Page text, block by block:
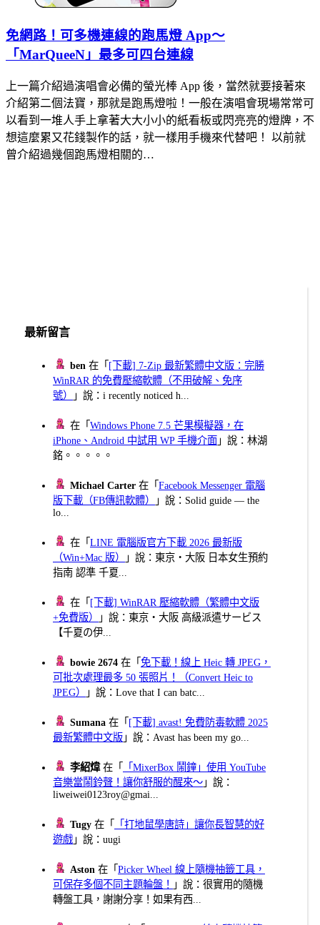
免網路！可多機連線的跑馬燈 App～
「MarQueeN」最多可四台連線
上一篇介紹過演唱會必備的螢光棒 App 後，當然就要接著來
介紹第二個法寶，那就是跑馬燈啦！一般在演唱會現場常常可
以看到一堆人手上拿著大大小小的紙看板或閃亮亮的燈牌，不
想這麼累又花錢製作的話，就一樣用手機來代替吧！ 以前就
曾介紹過幾個跑馬燈相關的…
最新留言
ben 在「 [下載] 7-Zip 最新繁體中文版：完勝
WinRAR 的免費壓縮軟體（不用破解、免序
號）
」說：i recently noticed h...
在「Windows Phone 7.5 芒果模擬器，在
iPhone、Android 中試用 WP 手機介面 」說：林湖
銘。。。。。
Michael Carter 在「Facebook Messenger 電腦
版下載（FB傳訊軟體）
」說：Solid guide — the
lo...
在「LINE 電腦版官方下載 2026 最新版
（Win+Mac 版）
」說：東京・大阪 日本女生預約
指南 認準 千夏...
在「 [下載] WinRAR 壓縮軟體（繁體中文版
+免費版）
」說：東京・大阪 高級派遣サービス
【千夏の伊...
bowie 2674 在「免下載！線上 Heic 轉 JPEG，
可批次處理最多 50 張照片！（Convert Heic to
JPEG）
」說：Love that I can batc...
Sumana 在「 [下載] avast! 免費防毒軟體 2025
最新繁體中文版 」說：Avast has been my go...
李紹煒在「
「MixerBox 鬧鐘」使用 YouTube
音樂當鬧鈴聲！讓你舒服的醒來～ 」說：
liweiwei0123roy@gmai...
Tugy 在「
「打地鼠學唐詩」讓你長智慧的好
遊戲 」說：uugi
Aston 在「Picker Wheel 線上隨機抽籤工具，
可保存多個不同主題輪盤！
」說：很實用的隨機
轉盤工具，謝謝分享！如果有西...